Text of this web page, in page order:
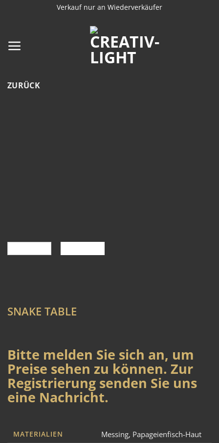
Verkauf nur an Wiederverkäufer
ZURÜCK
SNAKE TABLE
Bitte melden Sie sich an, um
Preise sehen zu können. Zur
Registrierung senden Sie uns
eine Nachricht.
MATERIALIEN Messing, Papageienfisch-Haut